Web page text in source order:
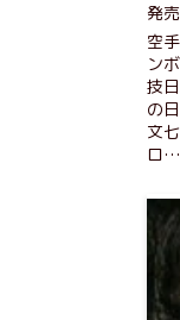
発
空
ン
技
の
文
ロ…